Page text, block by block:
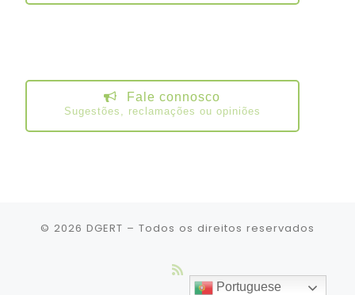
Fale connosco
Sugestões, reclamações ou opiniões
© 2026 DGERT – Todos os direitos reservados
Portuguese